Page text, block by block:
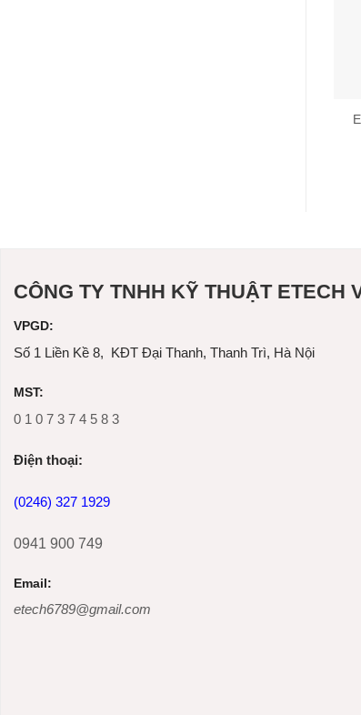
CÔNG TY TNHH KỸ THUẬT ETECH
VPGD:
Số 1 Liền Kề 8, KĐT Đại Thanh, Thanh Trì, Hà Nội
MST:
0 1 0 7 3 7 4 5 8 3
Ðiện thoại:
(0246) 327 1929
0941 900 749
Email:
etech6789@gmail.com